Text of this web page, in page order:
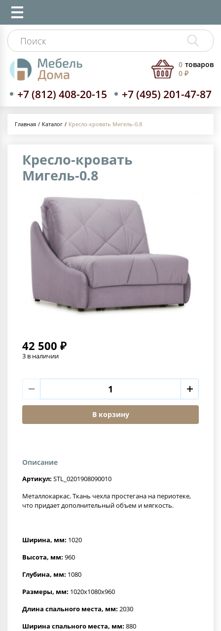
+7 (812) 408-20-15 +7 (495) 201-47-87
0 товаров
0 ₽
Главная Каталог Кресло-кровать Мигель-0.8
Кресло-кровать
Мигель-0.8
42 500 ₽
3 в наличии
В корзину
Описание
Артикул: STL_0201908090010
Металлокаркас. Ткань чехла простегана на периотеке,
что придает дополнительный объем и мягкость.
Ширина, мм: 1020
Высота, мм: 960
Глубина, мм: 1080
Размеры, мм: 1020x1080x960
Длина спального места, мм: 2030
Ширина спального места, мм: 880